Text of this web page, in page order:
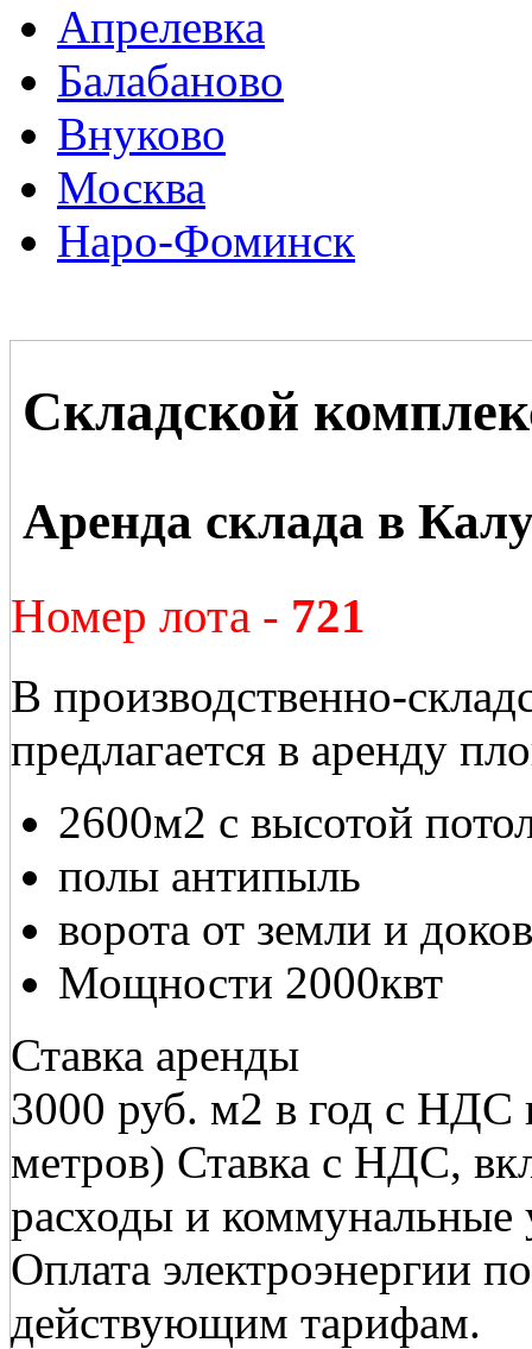
Апрелевка
Балабаново
Внуково
Москва
Наро-Фоминск
Складской
Аренда склада в
Номер лота - 721
В производственно-
предлагается в аренду
2600м2 с высотой
полы антипыль
ворота от земли и
Мощности 2000квт
Ставка аренды
3000 руб. м2 в год с НДС
метров) Ставка с НДС,
расходы и коммунальные
Оплата электроэнергии
действующим тарифам.